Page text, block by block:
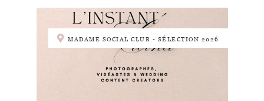
MADAME SOCIAL CLUB - SÉLECTION 2026